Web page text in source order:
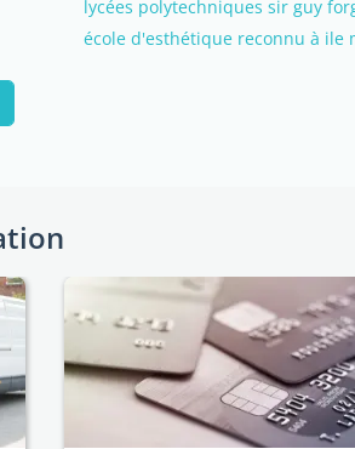
lycées polytechniques sir guy
école d'esthétique reconnu à ile